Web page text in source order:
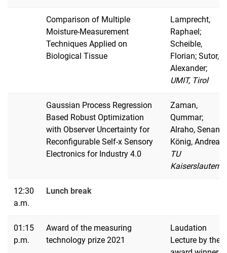
Comparison of Multiple
Moisture-Measurement
Techniques Applied on
Biological Tissue
Lamprecht,
Raphael;
Scheible,
Florian; Sutor,
Alexander;
UMIT, Tirol
Gaussian Process Regression
Based Robust Optimization
with Observer Uncertainty for
Reconfigurable Self-x Sensory
Electronics for Industry 4.0
Zaman,
Qummar;
Alraho, Senan;
König, Andreas;
TU
Kaiserslautern
12:30
a.m.
Lunch break
01:15
p.m.
Award of the measuring
technology prize 2021
Laudation
Lecture by the